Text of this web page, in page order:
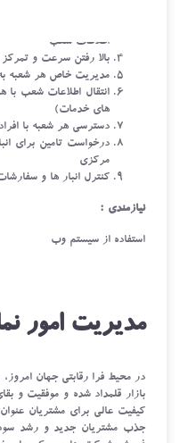
ثبت اطلاعات مالی
گزارش های جداگانه
اطلاعات شعب
بالا رفتن سرعت و
مدیریت خاص هر شعبه
انتقال اطلاعات شعب
های خدمات)
دسترسی هر شعبه با
درخواست تامین برای
مرکزی
کنترل انبار ها و
نیازمندی :
استفاده از سیستم وب
مدیریت امور
در محیط فرا رقابتی جهان
بازار قلمداد شده و موفقیت و
کیفیت عالی برای مشتریان
جذب مشتریان جدید و رشد